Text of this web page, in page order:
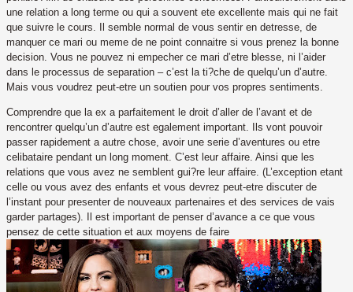
une relation a long terme ou qui a souvent ete excellente mais qui ne fait
que suivre le cours. Il semble normal de vous sentir en detresse, de
manquer ce mari ou meme de ne point connaitre si vous prenez la bonne
decision. Vous ne pouvez ni empecher ce mari d’etre blesse, ni l’aider
dans le processus de separation – c’est la ti?che de quelqu’un d’autre.
Mais vous voudrez peut-etre un soutien pour vos propres sentiments.
Comprendre que la ex a parfaitement le droit d’aller de l’avant et de
rencontrer quelqu’un d’autre est egalement important. Ils vont pouvoir
passer rapidement a autre chose, avoir une serie d’aventures ou etre
celibataire pendant un long moment. C’est leur affaire. Ainsi que les
relations que vous avez ne semblent gui?re leur affaire. (L’exception etant
celle ou vous avez des enfants et vous devrez peut-etre discuter de
l’instant pour presenter de nouveaux partenaires et des services de vais
garder partages). Il est important de penser d’avance a ce que vous
pensez de cette situation et aux moyens de faire